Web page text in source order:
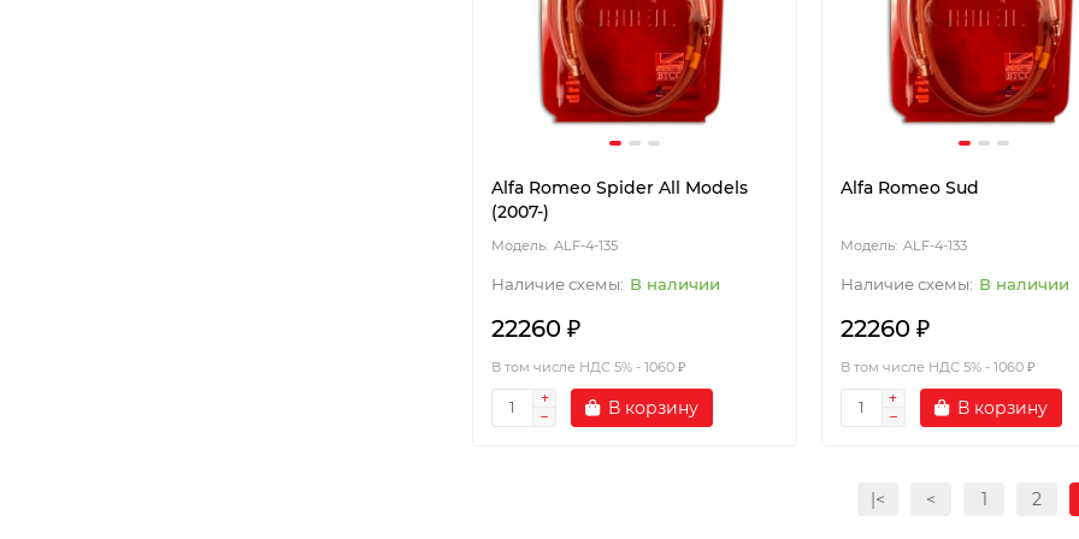
Alfa Romeo Spider All Models
(2007-)
ALF-4-135
В наличии
22260 ₽
В том числе НДС 5% - 1060 ₽
В корзину
Alfa Romeo Sud
ALF-4-133
В наличии
22260 ₽
В том числе НДС 5% - 1060 ₽
В корзину
|< < 1 2